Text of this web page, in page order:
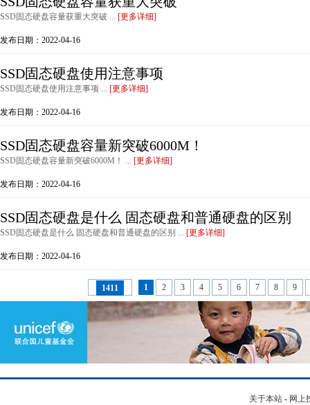
SSD固态硬盘容量获重大突破 ... [更多详细]
发布日期：2022-04-16
SSD固态硬盘使用注意事项
SSD固态硬盘使用注意事项 ... [更多详细]
发布日期：2022-04-16
SSD固态硬盘容量新突破6000M！
SSD固态硬盘容量新突破6000M！ ... [更多详细]
发布日期：2022-04-16
SSD固态硬盘是什么 固态硬盘和普通硬盘的区别
SSD固态硬盘是什么 固态硬盘和普通硬盘的区别 ... [更多详细]
发布日期：2022-04-16
1411 1 2 3 4 5 6 7 8 9
关于本站 - 网上